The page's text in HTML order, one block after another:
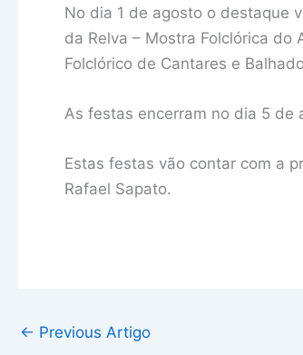
No dia 1 de agosto o destaque
da Relva – Mostra Folclórica do
Folclórico de Cantares e
As festas encerram no dia 5 de
Estas festas vão contar com a
Rafael Sapato.
← Previous Artigo